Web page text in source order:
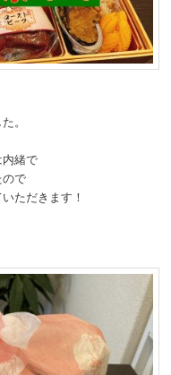
。
緒で
で
ただきます！